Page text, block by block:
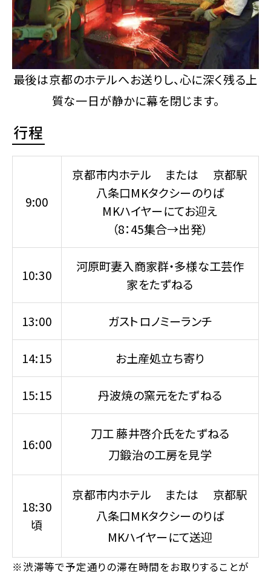
最後は京都のホテルへお送りし、心に深く残る上
質な一日が静かに幕を閉じます。
行程
9:00
京都市内ホテル または 京都駅
八条口MKタクシーのりば
MKハイヤーにてお迎え
（8：45集合→出発）
10:30
河原町妻入商家群・多様な工芸作
家をたずねる
13:00 ガストロノミーランチ
14:15 お土産処立ち寄り
15:15 丹波焼の窯元をたずねる
16:00
刀工 藤井啓介氏をたずねる
刀鍛治の工房を見学
18:30
頃
京都市内ホテル または 京都駅
八条口MKタクシーのりば
MKハイヤーにて送迎
※渋滞等で予定通りの滞在時間をお取りすることが